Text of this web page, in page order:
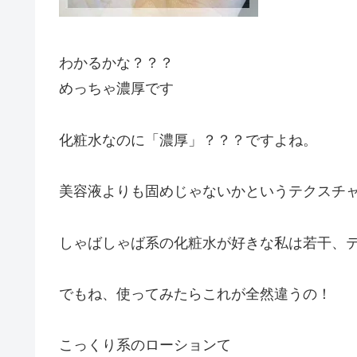
わかるかな？？？
めっちゃ濃厚です
化粧水なのに「濃厚」？？？ですよね。
美容液よりも固めじゃないかというテクスチャ
しゃばしゃば系の化粧水が好きな私は若干、
でもね、使ってみたらこれが全然違うの！
こっくり系のローションて